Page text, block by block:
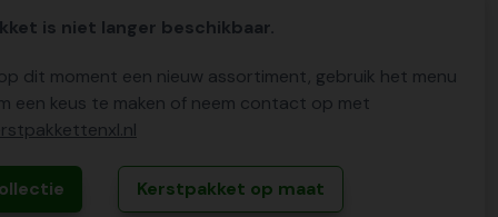
is niet langer beschikbaar.
dit moment een nieuw assortiment, gebruik het menu
een keus te maken of neem contact op met
Kerstpakket op maat